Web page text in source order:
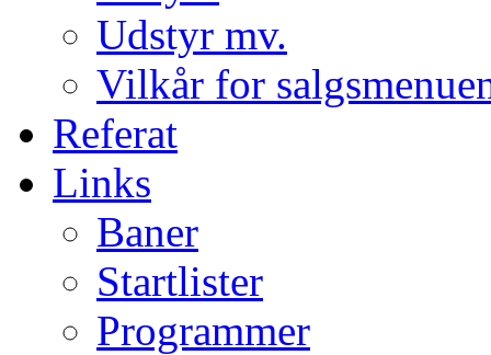
Udstyr mv.
Vilkår for
Referat
Links
Baner
Startlister
Programmer